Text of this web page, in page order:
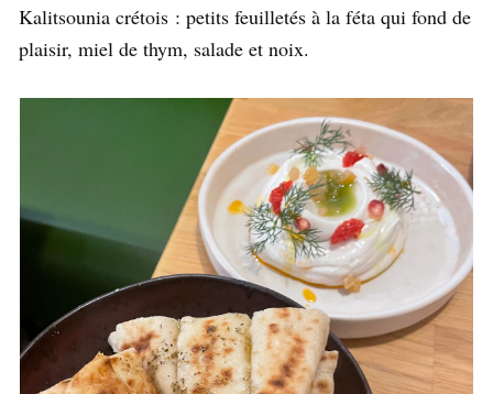
Kalitsounia crétois : petits feuilletés à la féta qui fond de
plaisir, miel de thym, salade et noix.